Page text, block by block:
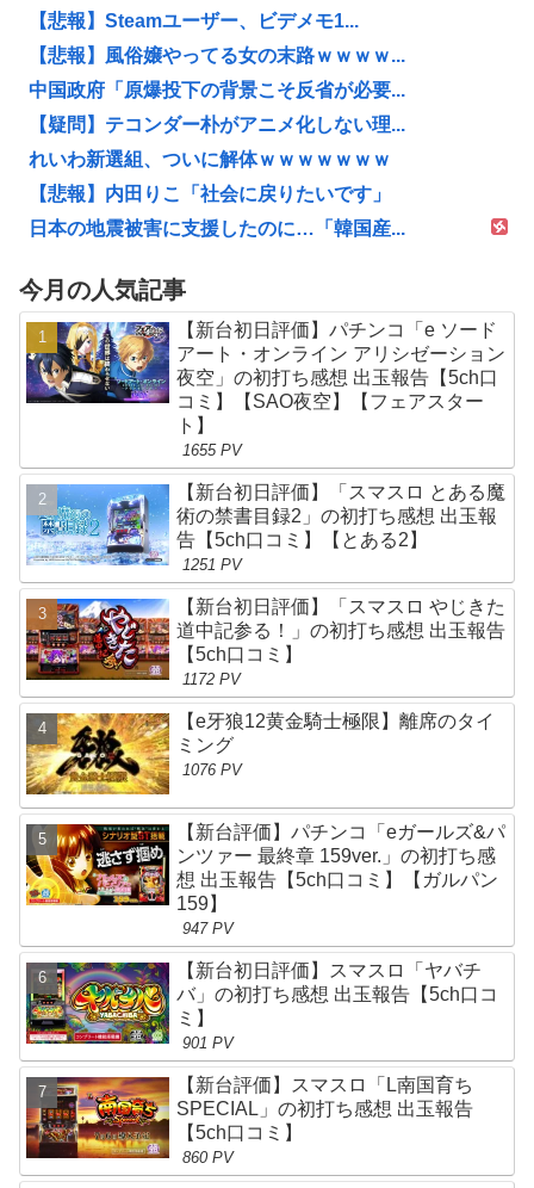
【悲報】Steamユーザー、ビデメモ1...
【悲報】風俗嬢やってる女の末路ｗｗｗｗ...
中国政府「原爆投下の背景こそ反省が必要...
【疑問】テコンダー朴がアニメ化しない理...
れいわ新選組、ついに解体ｗｗｗｗｗｗｗ
【悲報】内田りこ「社会に戻りたいです」
日本の地震被害に支援したのに…「韓国産...
今月の人気記事
【新台初日評価】パチンコ「e ソード
アート・オンライン アリシゼーション
夜空」の初打ち感想 出玉報告【5ch口
コミ】【SAO夜空】【フェアスター
ト】
1655 PV
【新台初日評価】「スマスロ とある魔
術の禁書目録2」の初打ち感想 出玉報
告【5ch口コミ】【とある2】
1251 PV
【新台初日評価】「スマスロ やじきた
道中記参る！」の初打ち感想 出玉報告
【5ch口コミ】
1172 PV
【e牙狼12黄金騎士極限】離席のタイ
ミング
1076 PV
【新台評価】パチンコ「eガールズ&パ
ンツァー 最終章 159ver.」の初打ち感
想 出玉報告【5ch口コミ】【ガルパン
159】
947 PV
【新台初日評価】スマスロ「ヤバチ
バ」の初打ち感想 出玉報告【5ch口コ
ミ】
901 PV
【新台評価】スマスロ「L南国育ち
SPECIAL」の初打ち感想 出玉報告
【5ch口コミ】
860 PV